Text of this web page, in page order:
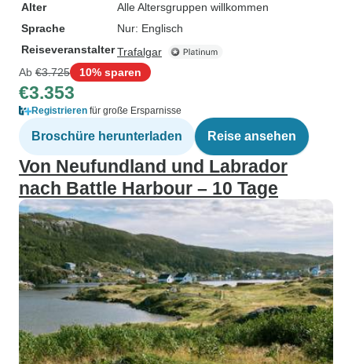
Alter
Alle Altersgruppen willkommen
Sprache
Nur: Englisch
ReiseveranstalterTrafalgar
Ab €3.725 10% sparen
€3.353
Registrieren für große Ersparnisse
Broschüre herunterladen Reise ansehen
Von Neufundland und Labrador
nach Battle Harbour – 10 Tage